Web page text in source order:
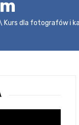
Kurs dla fotografów i